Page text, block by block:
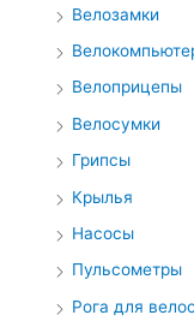
Велозамки
Велоприцепы
Велосумки
Грипсы
Крылья
Насосы
Пульсометры
Рога для